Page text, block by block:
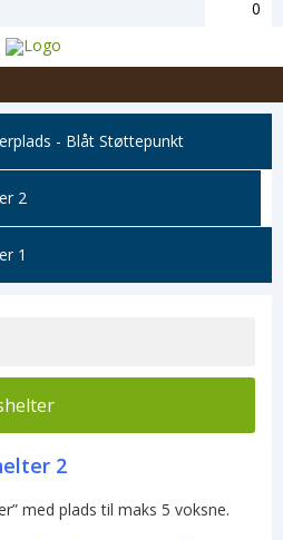
0
- Blåt Støttepunkt
2
1
2
med plads til maks 5 voksne.